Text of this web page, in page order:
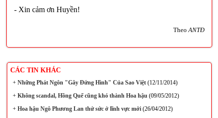
- Xin cảm ơn Huyền!
Theo ANTĐ
CÁC TIN KHÁC
+Những Phát Ngôn "Gây Đứng Hình" Của Sao Việt(12/11/2014)
+Không scandal, Hồng Quế cũng khó thành Hoa hậu(09/05/2012)
+Hoa hậu Ngô Phương Lan thử sức ở lĩnh vực mới(26/04/2012)